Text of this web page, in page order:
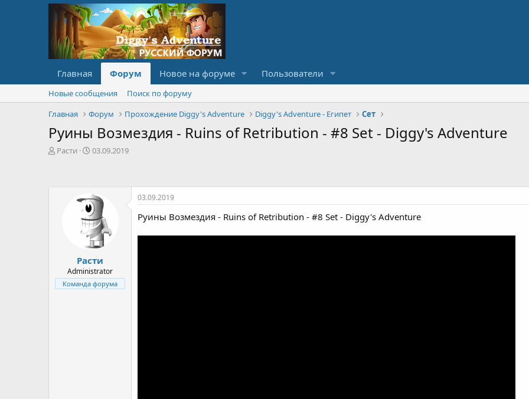
Главная Форум Новое на форуме Пользователи
Новые сообщения
Поиск по форуму
Главная
Форум Прохождение Diggy's Adventure Diggy's Adventure - Египет Сет
Руины Возмездия - Ruins of Retribution - #8 Set - Diggy's Adventure
А
Расти
Д
с
о
з
д
а
н
я
03.09.2019
Расти
Administrator
Команда форума
03.09.2019
Руины Возмездия - Ruins of Retribution - #8 Set - Diggy's Adventure